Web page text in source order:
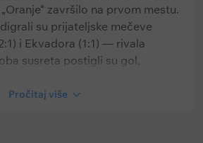
završilo na prvom mestu.
su prijateljske mečeve
i Ekvadora (1:1) — rivala
susreta postigli su gol,
Pročitaj više